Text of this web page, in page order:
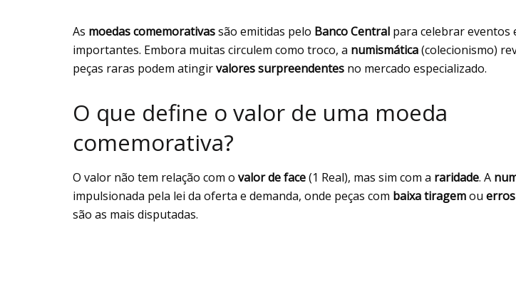
As moedas comemorativassão emitidas pelo Banco Central para celebrar eventos
importantes. Embora muitas circulem como troco, a numismática(colecionismo)
peças raras podem atingirvalores surpreendentes no mercado especializado.
O que define o valor de uma moeda
comemorativa?
O valor não tem relação com o valor de face(1 Real), mas sim com a raridade. A
impulsionada pela lei da oferta e demanda, onde peças com baixa tiragemou
são as mais disputadas.